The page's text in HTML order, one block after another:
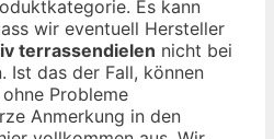
Es kann
wir eventuell Hersteller
terrassendielen nicht bei
Ist das der Fall, können
Probleme
Anmerkung in den